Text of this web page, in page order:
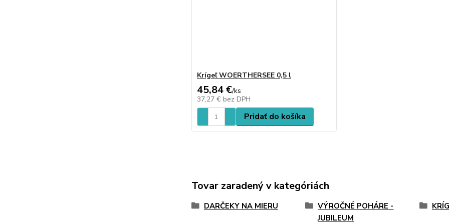
Krígeľ WOERTHERSEE 0,5 l
45,84 €/ks
37,27 € bez DPH
Pridať do košíka
Tovar zaradený v kategóriách
DARČEKY NA MIERU
VÝROČNÉ POHÁRE -
JUBILEUM